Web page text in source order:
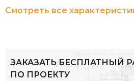
Смотреть все
ЗАКАЗАТЬ БЕСПЛАТНЫЙ
ПО ПРОЕКТУ